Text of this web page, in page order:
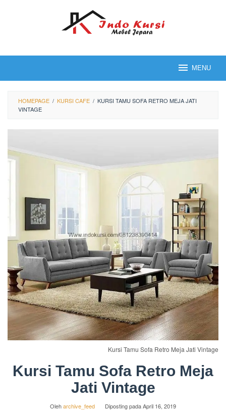
MENU
HOMEPAGE / KURSI CAFE / KURSI TAMU SOFA RETRO MEJA JATI
VINTAGE
Kursi Tamu Sofa Retro Meja Jati Vintage
Kursi Tamu Sofa Retro Meja
Jati Vintage
Oleharchive_feed Diposting padaApril 16, 2019